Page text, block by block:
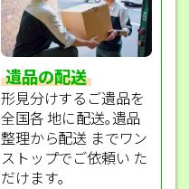
遺品の配送
形見分けするご遺品を
全国各 地に配送｡遺品
整理から配送 までワン
ストップでご依頼い た
だけます｡